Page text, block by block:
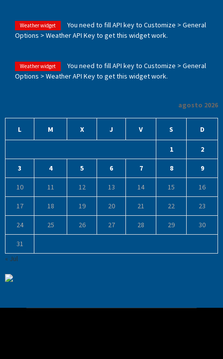
Weather widget
You need to fill API key to Customize > General
Options > Weather API Key to get this widget work.
Weather widget
You need to fill API key to Customize > General
Options > Weather API Key to get this widget work.
agosto 2026
L M X J V S D
1 2
3 4 5 6 7 8 9
10 11 12 13 14 15 16
17 18 19 20 21 22 23
24 25 26 27 28 29 30
31
« Jul